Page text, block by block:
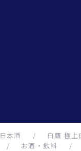
日本酒 /
白鷹 極
/ お酒・飲料 /